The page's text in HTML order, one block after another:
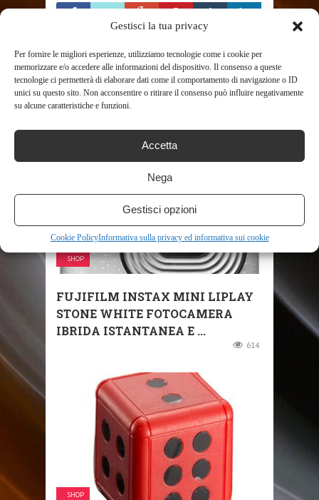
Gestisci la tua privacy
Per fornire le migliori esperienze, utilizziamo tecnologie come i cookie per
memorizzare e/o accedere alle informazioni del dispositivo. Il consenso a queste
tecnologie ci permetterà di elaborare dati come il comportamento di navigazione o ID
unici su questo sito. Non acconsentire o ritirare il consenso può influire negativamente
su alcune caratteristiche e funzioni.
Accetta
Nega
Gestisci opzioni
Cookie PolicyInformativa sulla privacy ed informativa sui cookie
RELATED POSTS
SHOP
FUJIFILM INSTAX MINI LIPLAY
STONE WHITE FOTOCAMERA
IBRIDA ISTANTANEA E ...
614
SHOP